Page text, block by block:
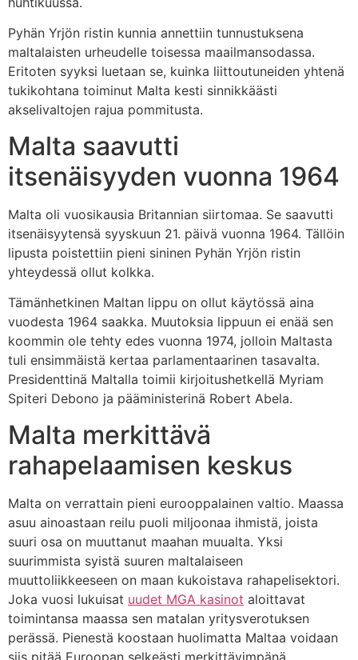
Pyhän Yrjön ristin kunnia annettiin tunnustuksena
maltalaisten urheudelle toisessa maailmansodassa.
Eritoten syyksi luetaan se, kuinka liittoutuneiden yhtenä
tukikohtana toiminut Malta kesti sinnikkäästi
akselivaltojen rajua pommitusta.
Malta saavutti
itsenäisyyden vuonna 1964
Malta oli vuosikausia Britannian siirtomaa. Se saavutti
itsenäisyytensä syyskuun 21. päivä vuonna 1964. Tällöin
lipusta poistettiin pieni sininen Pyhän Yrjön ristin
yhteydessä ollut kolkka.
Tämänhetkinen Maltan lippu on ollut käytössä aina
vuodesta 1964 saakka. Muutoksia lippuun ei enää sen
koommin ole tehty edes vuonna 1974, jolloin Maltasta
tuli ensimmäistä kertaa parlamentaarinen tasavalta.
Presidenttinä Maltalla toimii kirjoitushetkellä Myriam
Spiteri Debono ja pääministerinä Robert Abela.
Malta merkittävä
rahapelaamisen keskus
Malta on verrattain pieni eurooppalainen valtio. Maassa
asuu ainoastaan reilu puoli miljoonaa ihmistä, joista
suuri osa on muuttanut maahan muualta. Yksi
suurimmista syistä suuren maltalaiseen
muuttoliikkeeseen on maan kukoistava rahapelisektori.
Joka vuosi lukuisat uudet MGA kasinot aloittavat
toimintansa maassa sen matalan yritysverotuksen
perässä. Pienestä koostaan huolimatta Maltaa voidaan
siis pitää Euroopan selkeästi merkittävimpänä